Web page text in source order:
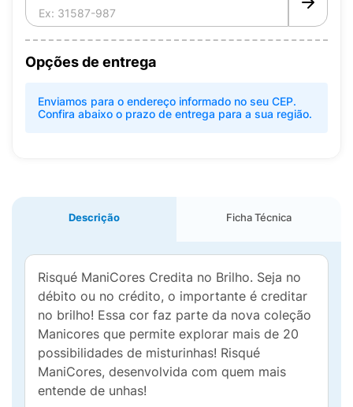
Opções de entrega
Enviamos para o endereço informado no seu CEP.
Confira abaixo o prazo de entrega para a sua região.
Descrição Ficha Técnica
Risqué ManiCores Credita no Brilho. Seja no
débito ou no crédito, o importante é creditar
no brilho! Essa cor faz parte da nova coleção
Manicores que permite explorar mais de 20
possibilidades de misturinhas! Risqué
ManiCores, desenvolvida com quem mais
entende de unhas!